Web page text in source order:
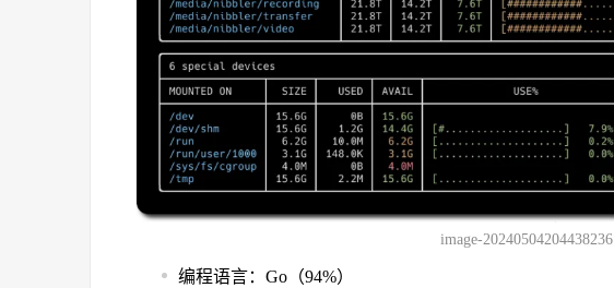
image-20240504204438236
编程语言：Go（94%）